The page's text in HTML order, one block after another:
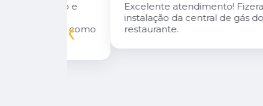
Excelente atendimento! Fizeram a
instalação da central de gás do meu
restaurante.
‹